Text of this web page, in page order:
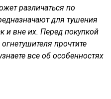
различаться по
для тушения
и вне их. Перед покупкой
прочтите
все об особенностях